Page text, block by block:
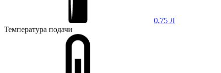
0,75 Л
Температура подачи